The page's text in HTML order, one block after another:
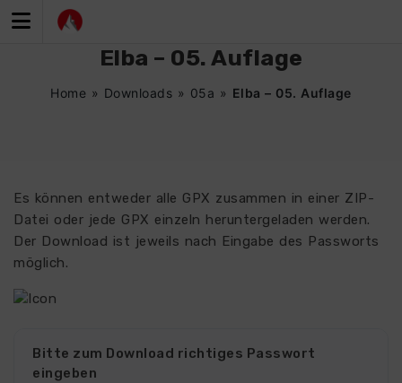
Inhalt
Elba – 05. Auflage
Home » Downloads » 05a » Elba – 05. Auflage
Es können entweder alle GPX zusammen in einer ZIP-
Datei oder jede GPX einzeln heruntergeladen werden.
Der Download ist jeweils nach Eingabe des Passworts
möglich.
Bitte zum Download richtiges Passwort
eingeben